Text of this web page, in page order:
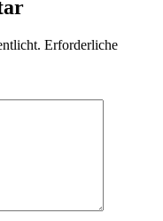
Erforderliche